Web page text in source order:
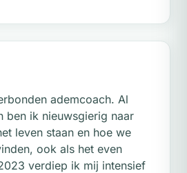
ademcoach. Al
ben ik nieuwsgierig naar
leven staan en hoe we
ook als het even
verdiep ik mij intensief